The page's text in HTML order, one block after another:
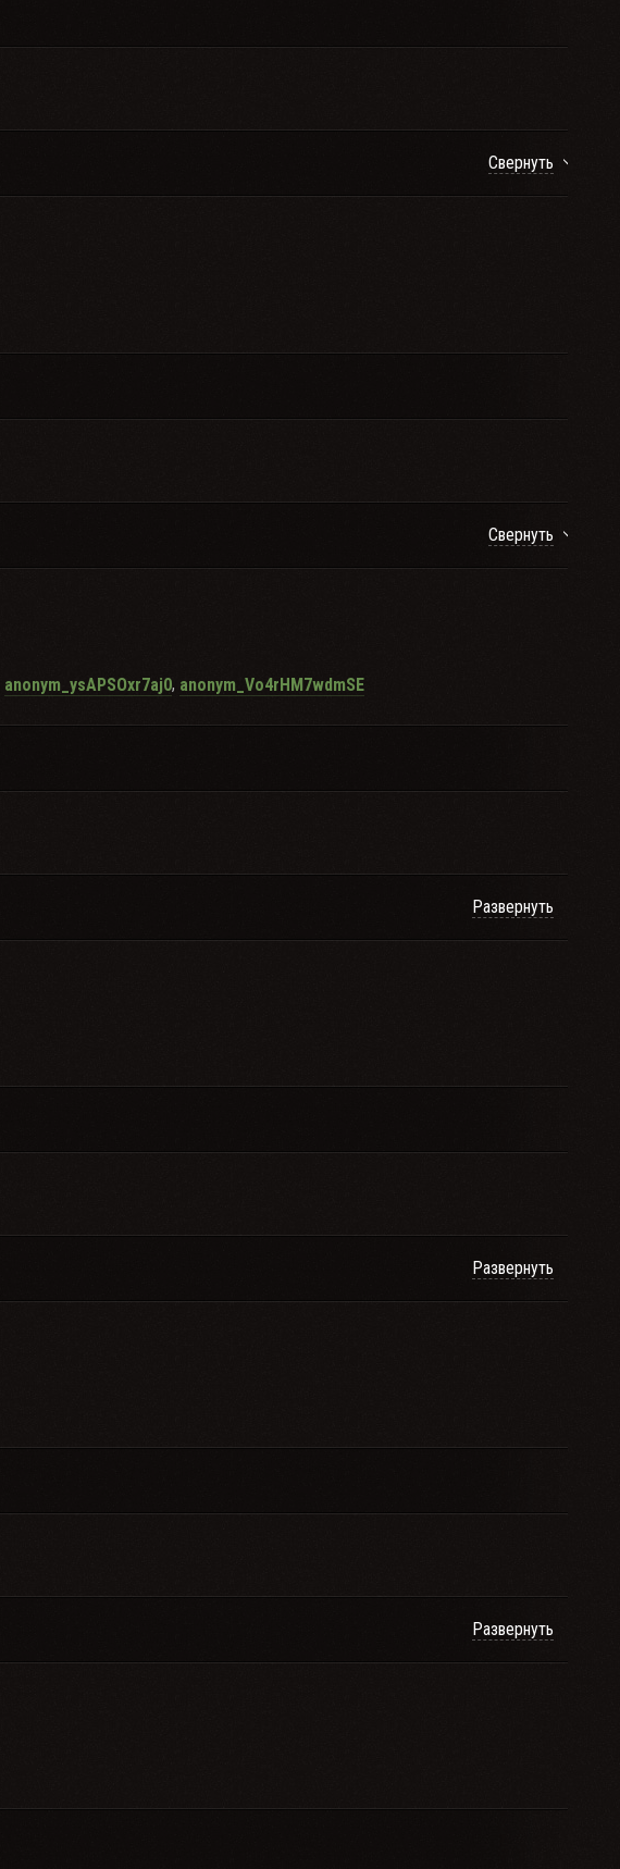
Свернуть
Свернуть
anonym_ysAPSOxr7aj0, anonym_Vo4rHM7wdmSE
Развернуть
Развернуть
Развернуть